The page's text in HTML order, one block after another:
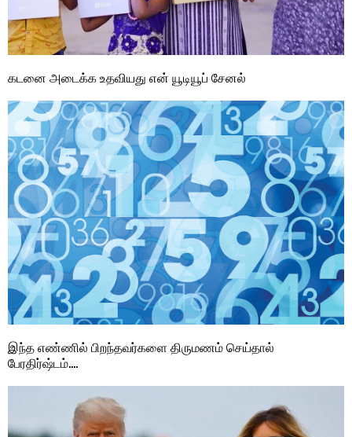
கடனை அடைக்க உதவியது என் யூடியூப் சேனல்
இந்த எண்ணில் பிறந்தவர்களை திருமணம் செய்தால்
பேரதிர்ஷ்டம்….